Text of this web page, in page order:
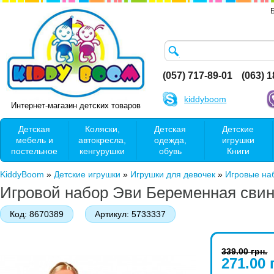
Интернет-магазин детских товаров
(057) 717-89-01 (063)
kiddyboom
Детская
мебель и
постельное
Коляски,
автокресла,
кенгурушки
Детская
одежда,
обувь
Детские
игрушки
Книги
KiddyBoom » Детские игрушки » Игрушки для девочек » Игровые
Игровой набор Эви Беременная
Код: 8670389 Артикул: 5733337
339.00 грн.
271.00